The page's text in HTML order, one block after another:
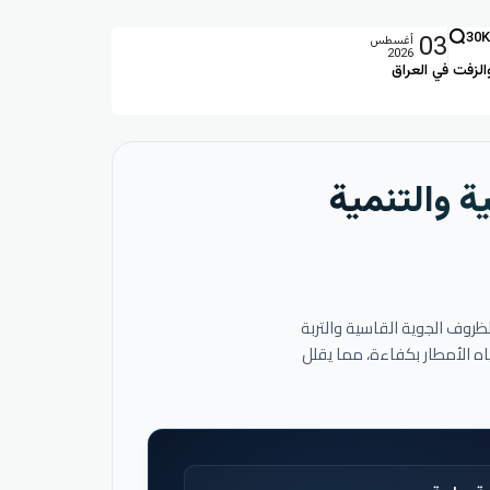
في العراق
30K
03 أغسطس
2026
والتنمية
الجوية القاسية والتربة
الأمطار بكفاءة، مما يقلل